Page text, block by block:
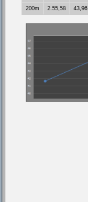
200m
2.55,58 43,96